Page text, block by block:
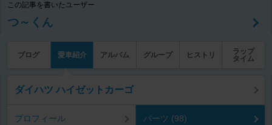
この記事を書いたユーザー
つ～くん
ブログ 愛車紹介 アルバム グループ ヒストリ
ラップ
タイム
ダイハツ ハイゼットカーゴ
プロフィール パーツ (98)